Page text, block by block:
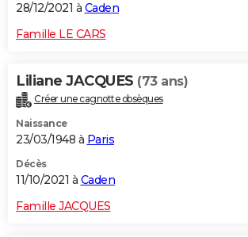
28/12/2021 à Caden
Famille LE CARS
Liliane JACQUES (73 ans)
Créer une cagnotte obsèques
Naissance
23/03/1948 à Paris
Décès
11/10/2021 à Caden
Famille JACQUES